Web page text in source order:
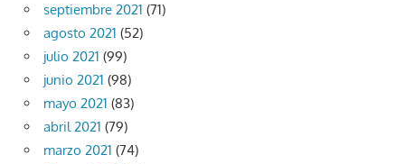
septiembre 2021 (71)
agosto 2021 (52)
julio 2021 (99)
junio 2021 (98)
mayo 2021 (83)
abril 2021 (79)
marzo 2021 (74)